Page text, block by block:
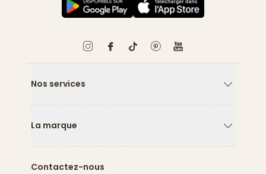
Nos services
La marque
Contactez-nous